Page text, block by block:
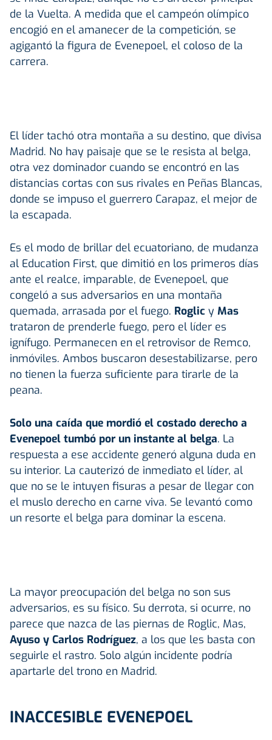
de la Vuelta. A medida que el campeón olímpico
encogió en el amanecer de la competición, se
agigantó la figura de Evenepoel, el coloso de la
carrera.
El líder tachó otra montaña a su destino, que divisa
Madrid. No hay paisaje que se le resista al belga,
otra vez dominador cuando se encontró en las
distancias cortas con sus rivales en Peñas Blancas,
donde se impuso el guerrero Carapaz, el mejor de
la escapada.
Es el modo de brillar del ecuatoriano, de mudanza
al Education First, que dimitió en los primeros días
ante el realce, imparable, de Evenepoel, que
congeló a sus adversarios en una montaña
quemada, arrasada por el fuego. Roglic y Mas
trataron de prenderle fuego, pero el líder es
ignífugo. Permanecen en el retrovisor de Remco,
inmóviles. Ambos buscaron desestabilizarse, pero
no tienen la fuerza suficiente para tirarle de la
peana.
Solo una caída que mordió el costado derecho a
Evenepoel tumbó por un instante al belga. La
respuesta a ese accidente generó alguna duda en
su interior. La cauterizó de inmediato el líder, al
que no se le intuyen fisuras a pesar de llegar con
el muslo derecho en carne viva. Se levantó como
un resorte el belga para dominar la escena.
La mayor preocupación del belga no son sus
adversarios, es su físico. Su derrota, si ocurre, no
parece que nazca de las piernas de Roglic, Mas,
Ayuso y Carlos Rodríguez, a los que les basta con
seguirle el rastro. Solo algún incidente podría
apartarle del trono en Madrid.
INACCESIBLE EVENEPOEL